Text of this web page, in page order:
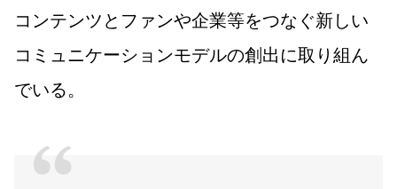
コンテンツとファンや企業等をつなぐ新しい
コミュニケーションモデルの創出に取り組ん
でいる。